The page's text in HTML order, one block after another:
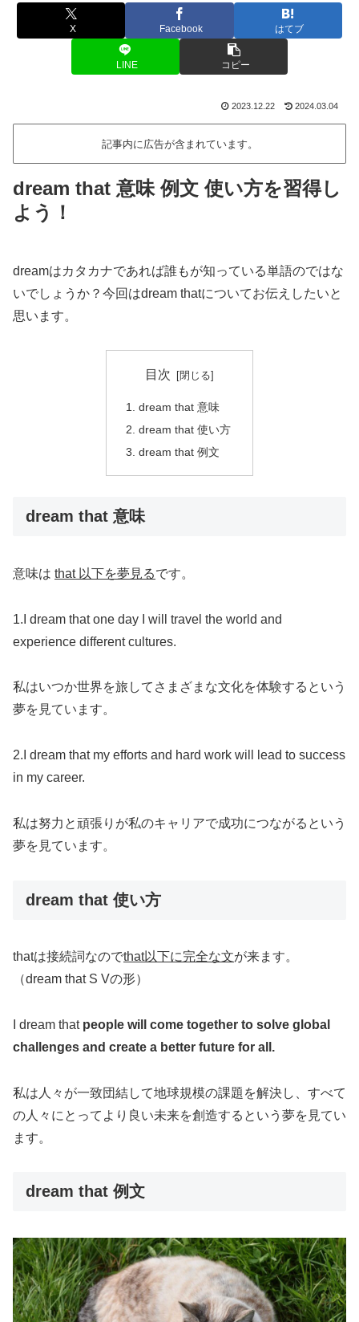
X Facebook はてブ
LINE コピー
2023.12.22 2024.03.04
記事内に広告が含まれています。
dream that 意味 例文 使い方を習得し
よう！
dreamはカタカナであれば誰もが知っている単語のではな
いでしょうか？今回はdream thatについてお伝えしたいと
思います。
目次
dream that 意味
dream that 使い方
dream that 例文
dream that 意味
意味は that 以下を夢見るです。
1.I dream that one day I will travel the world and
experience different cultures.
私はいつか世界を旅してさまざまな文化を体験するという
夢を見ています。
2.I dream that my efforts and hard work will lead to success
in my career.
私は努力と頑張りが私のキャリアで成功につながるという
夢を見ています。
dream that 使い方
thatは接続詞なのでthat以下に完全な文が来ます。
（dream that S Vの形）
I dream that people will come together to solve global
challenges and create a better future for all.
私は人々が一致団結して地球規模の課題を解決し、すべて
の人々にとってより良い未来を創造するという夢を見てい
ます。
dream that 例文